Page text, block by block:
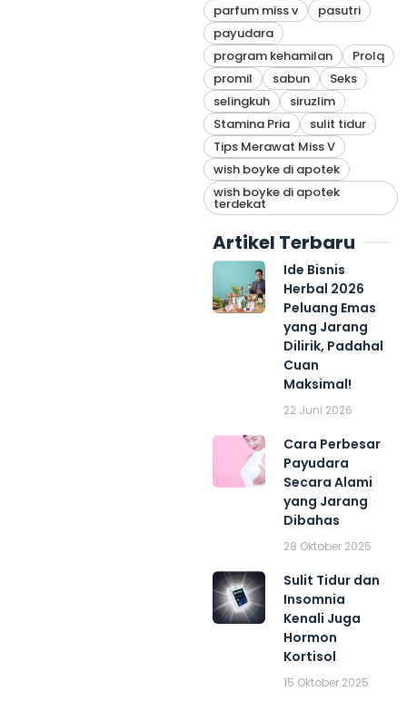
parfum miss v
pasutri
payudara
program kehamilan
Prolq
promil
sabun
Seks
selingkuh
siruzlim
Stamina Pria
sulit tidur
Tips Merawat Miss V
wish boyke di apotek
wish boyke di apotek
terdekat
Artikel Terbaru
Ide Bisnis
Herbal 2026
Peluang Emas
yang Jarang
Dilirik, Padahal
Cuan
Maksimal!
22 Juni 2026
Cara Perbesar
Payudara
Secara Alami
yang Jarang
Dibahas
28 Oktober 2025
Sulit Tidur dan
Insomnia
Kenali Juga
Hormon
Kortisol
15 Oktober 2025